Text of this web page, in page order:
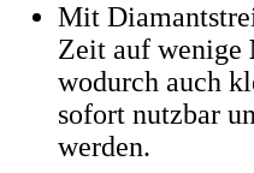
Mit
Zeit auf wenige
wodurch auch
sofort nutzbar
werden.